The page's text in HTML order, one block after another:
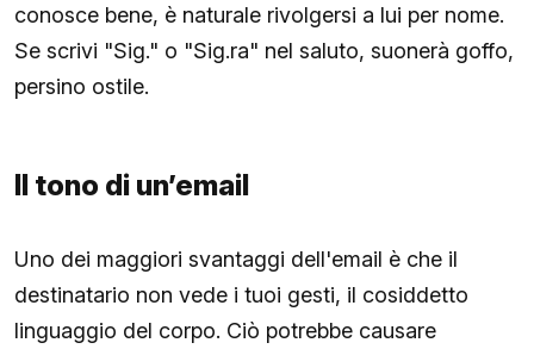
conosce bene, è naturale rivolgersi a lui per nome.
Se scrivi "Sig." o "Sig.ra" nel saluto, suonerà goffo,
persino ostile.
Il tono di un’email
Uno dei maggiori svantaggi dell'email è che il
destinatario non vede i tuoi gesti, il cosiddetto
linguaggio del corpo. Ciò potrebbe causare